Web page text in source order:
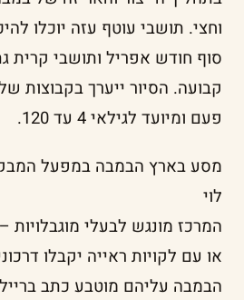
וחצי. תושבי עוטף עזה יוכלו
סוף חודש אפריל ותושבי קרית
פעם ומיועד לגילאי 4 עד 120.
מסע בארץ הבמבה במפעל
לוי
המרכז מונגש לבעלי מוגבלויות
או עם לקויות ראייה יקבלו
הבמבה עליהם מוטבע כתב ברייל